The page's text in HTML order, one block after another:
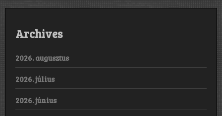
Archives
2026. augusztus
2026. július
2026. június